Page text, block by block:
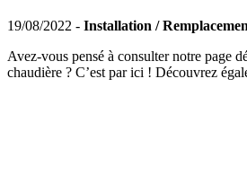
19/08/2022 - Installation /
Avez-vous pensé à consulter notre page
chaudière ? C’est par ici ! Découvrez